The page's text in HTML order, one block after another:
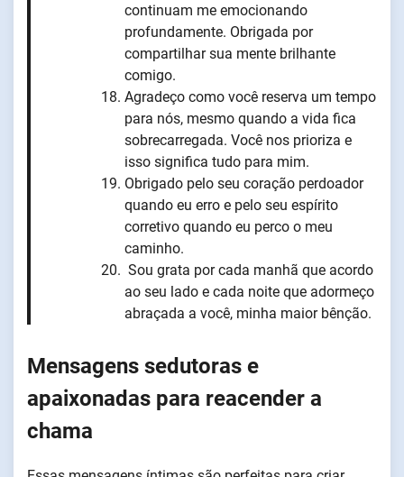
continuam me emocionando
profundamente. Obrigada por
compartilhar sua mente brilhante
comigo.
Agradeço como você reserva um tempo
para nós, mesmo quando a vida fica
sobrecarregada. Você nos prioriza e
isso significa tudo para mim.
Obrigado pelo seu coração perdoador
quando eu erro e pelo seu espírito
corretivo quando eu perco o meu
caminho.
Sou grata por cada manhã que acordo
ao seu lado e cada noite que adormeço
abraçada a você, minha maior bênção.
Mensagens sedutoras e
apaixonadas para reacender a
chama